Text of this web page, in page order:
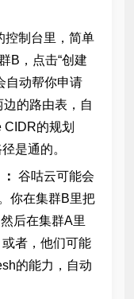
控制台里，简单
B，点击“创建
自动帮你申请
的路由表，自
的规划
是通的。
谷咕云可能会
你在集群B里把
后在集群A里
者，他们可能
的能力，自动